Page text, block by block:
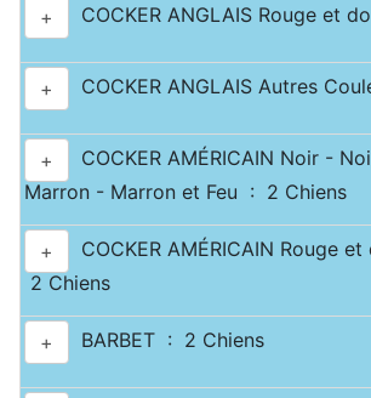
+ COCKER ANGLAIS Rouge et
+ COCKER ANGLAIS Autres
+
COCKER AMÉRICAIN Noir -
Marron - Marron et Feu : 2 Chiens
+
COCKER AMÉRICAIN Rouge
2 Chiens
+ BARBET : 2 Chiens